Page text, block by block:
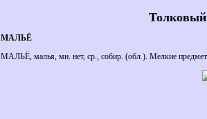
МАЛЬЁ
МАЛЬЁ, малья, мн. нет, ср., собир. (обл.). Мелкие